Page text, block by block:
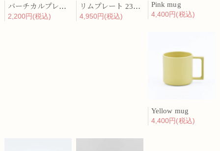
バーチカルプレート 15cm 化粧土
2,200円(税込)
リムプレート 23cm 呉須散
4,950円(税込)
Pink mug
4,400円(税込)
Yellow mug
4,400円(税込)